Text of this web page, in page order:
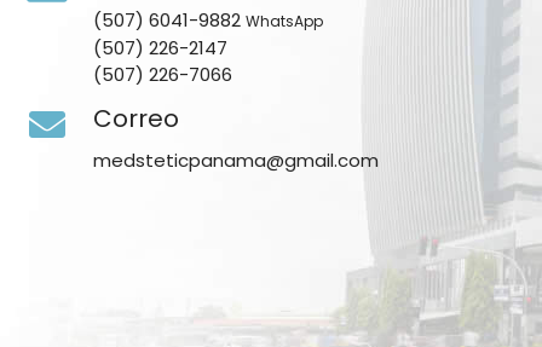
(507) 6041-9882 WhatsApp
(507) 226-2147
(507) 226-7066
Correo
medsteticpanama@gmail.com